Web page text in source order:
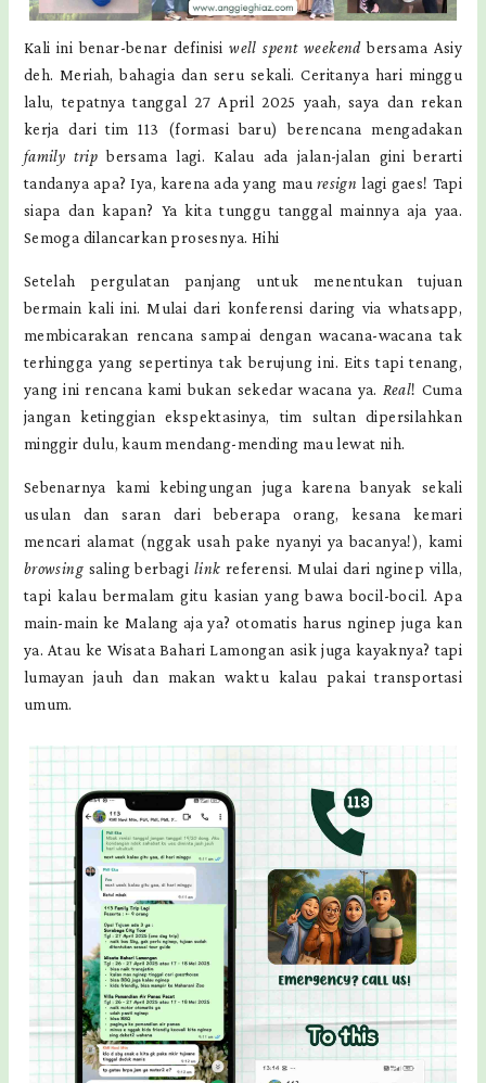
Kali ini benar-benar definisiwell spent weekendbersama Asiy
deh. Meriah, bahagia dan seru sekali. Ceritanya hari minggu
lalu, tepatnya tanggal 27 April 2025 yaah, saya dan rekan
kerja dari tim 113 (formasi baru) berencana mengadakan
family trip bersama lagi. Kalau ada jalan-jalan gini berarti
tandanya apa? Iya, karena ada yang mau resign lagi gaes! Tapi
siapa dan kapan? Ya kita tunggu tanggal mainnya aja yaa.
Semoga dilancarkan prosesnya. Hihi
Setelah pergulatan panjang untuk menentukan tujuan
bermain kali ini. Mulai dari konferensi daring via whatsapp,
membicarakan rencana sampai dengan wacana-wacana tak
terhingga yang sepertinya tak berujung ini. Eits tapi tenang,
yang ini rencana kami bukan sekedar wacana ya. Real! Cuma
jangan ketinggian ekspektasinya, tim sultan dipersilahkan
minggir dulu, kaum mendang-mending mau lewat nih.
Sebenarnya kami kebingungan juga karena banyak sekali
usulan dan saran dari beberapa orang, kesana kemari
mencari alamat (nggak usah pake nyanyi ya bacanya!), kami
browsing saling berbagi link referensi. Mulai dari nginep villa,
tapi kalau bermalam gitu kasian yang bawa bocil-bocil. Apa
main-main ke Malang aja ya? otomatis harus nginep juga kan
ya. Atau ke Wisata Bahari Lamongan asik juga kayaknya? tapi
lumayan jauh dan makan waktu kalau pakai transportasi
umum.